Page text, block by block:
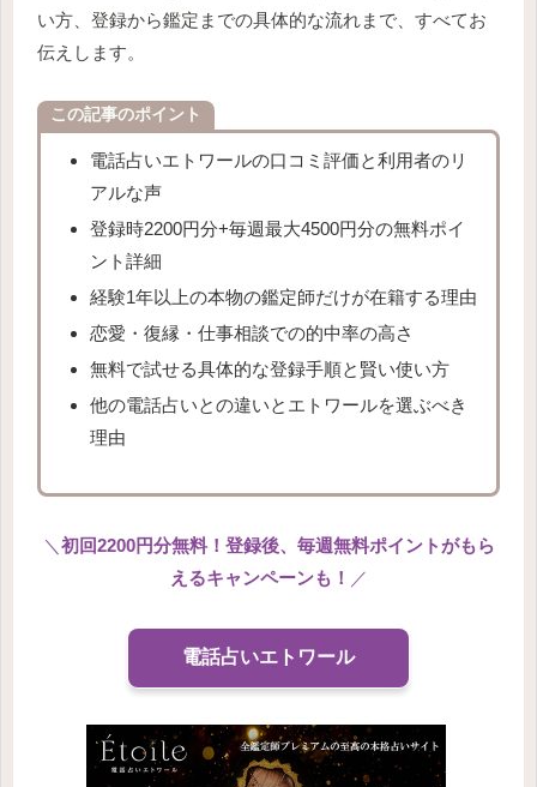
い方、登録から鑑定までの具体的な流れまで、すべてお
伝えします。
この記事のポイント
電話占いエトワールの口コミ評価と利用者のリ
アルな声
登録時2200円分+毎週最大4500円分の無料ポイ
ント詳細
経験1年以上の本物の鑑定師だけが在籍する理由
恋愛・復縁・仕事相談での的中率の高さ
無料で試せる具体的な登録手順と賢い使い方
他の電話占いとの違いとエトワールを選ぶべき
理由
＼ 初回2200円分無料！登録後、毎週無料ポイントがもら
えるキャンペーンも！ ／
電話占いエトワール